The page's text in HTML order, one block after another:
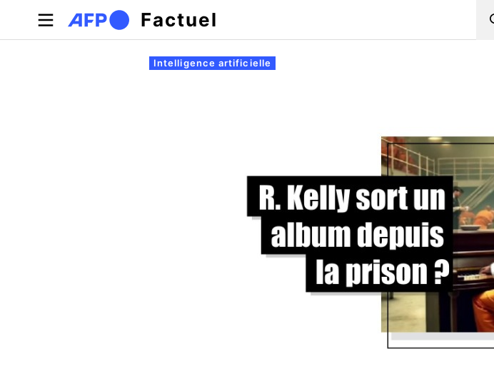
Aller au contenu principal
Factuel
Onglets principaux
Intelligence artificielle